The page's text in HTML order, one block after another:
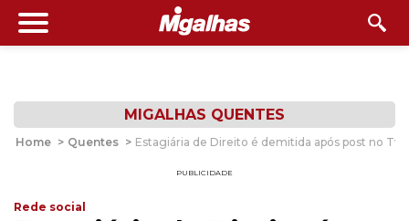
MIGALHAS QUENTES
Home > Quentes > Estagiária de Direito é demitida após post no
PUBLICIDADE
Rede social